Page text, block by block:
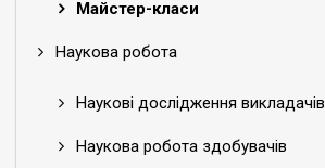
Майстер-класи
Наукова робота
Наукові дослідження викладачів
Наукова робота здобувачів